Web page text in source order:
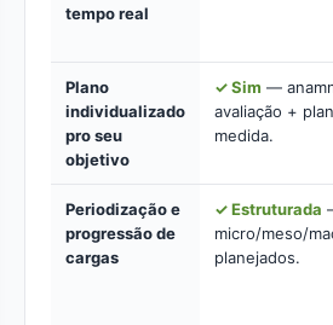
tempo real
Plano
individualizado
pro seu
objetivo
✓ Sim —
avaliação +
medida.
Periodização e
progressão de
cargas
✓ Estruturada
micro/meso/
planejados.